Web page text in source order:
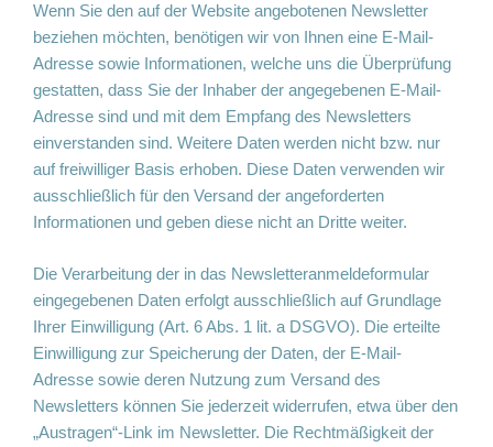
Wenn Sie den auf der Website angebotenen Newsletter
beziehen möchten, benötigen wir von Ihnen eine E-Mail-
Adresse sowie Informationen, welche uns die Überprüfung
gestatten, dass Sie der Inhaber der angegebenen E-Mail-
Adresse sind und mit dem Empfang des Newsletters
einverstanden sind. Weitere Daten werden nicht bzw. nur
auf freiwilliger Basis erhoben. Diese Daten verwenden wir
ausschließlich für den Versand der angeforderten
Informationen und geben diese nicht an Dritte weiter.
Die Verarbeitung der in das Newsletteranmeldeformular
eingegebenen Daten erfolgt ausschließlich auf Grundlage
Ihrer Einwilligung (Art. 6 Abs. 1 lit. a DSGVO). Die erteilte
Einwilligung zur Speicherung der Daten, der E-Mail-
Adresse sowie deren Nutzung zum Versand des
Newsletters können Sie jederzeit widerrufen, etwa über den
„Austragen“-Link im Newsletter. Die Rechtmäßigkeit der